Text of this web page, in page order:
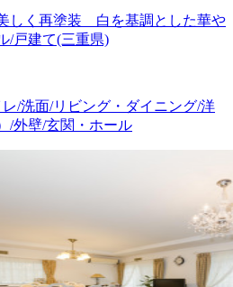
しく再塗装 白を基調とした華や
/戸建て(三重県)
/洗面/リビング・ダイニング/洋
/外壁/玄関・ホール